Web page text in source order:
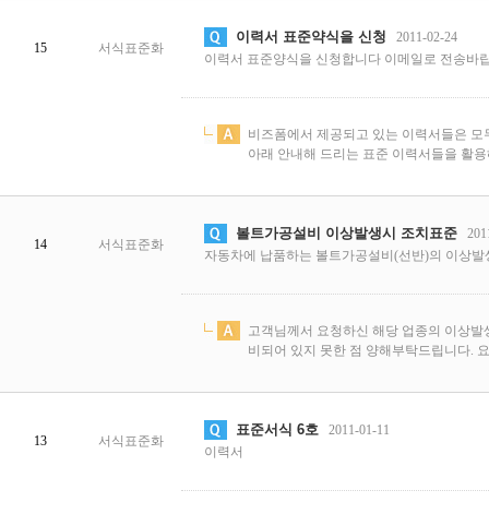
15 서식표준화
이력서 표준약식을 신청 2011-02-24
이력서 표준양식을 신청합니다 이메일로 전송바
비즈폼에서 제공되고 있는 이력서들은
아래 안내해 드리는 표준 이력서들을 활
14 서식표준화
볼트가공설비 이상발생시 조치표준
자동차에 납품하는 볼트가공설비(선반)의 이상
고객님께서 요청하신 해당 업종의 이상
비되어 있지 못한 점 양해부탁드립니다.
13 서식표준화
표준서식 6호 2011-01-11
이력서